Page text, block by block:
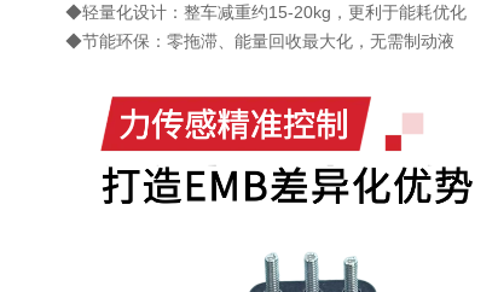
◆轻量化设计：整车减重约15-20kg，更利于能耗优化
◆节能环保：零拖滞、能量回收最大化，无需制动液